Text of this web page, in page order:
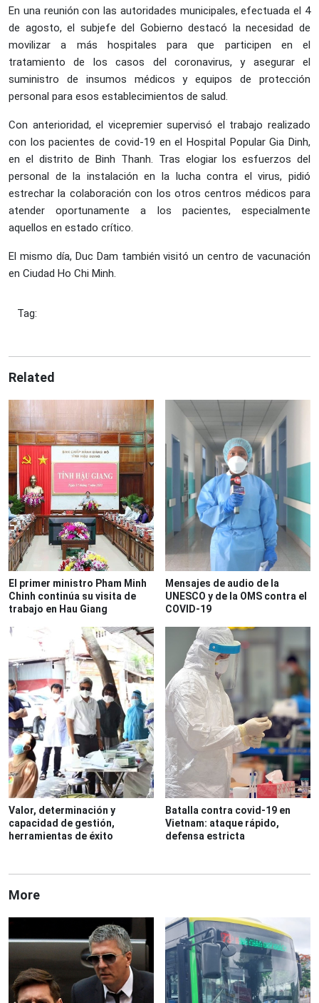
En una reunión con las autoridades municipales, efectuada el 4
de agosto, el subjefe del Gobierno destacó la necesidad de
movilizar a más hospitales para que participen en el
tratamiento de los casos del coronavirus, y asegurar el
suministro de insumos médicos y equipos de protección
personal para esos establecimientos de salud.
Con anterioridad, el vicepremier supervisó el trabajo realizado
con los pacientes de covid-19 en el Hospital Popular Gia Dinh,
en el distrito de Binh Thanh. Tras elogiar los esfuerzos del
personal de la instalación en la lucha contra el virus, pidió
estrechar la colaboración con los otros centros médicos para
atender oportunamente a los pacientes, especialmente
aquellos en estado crítico.
El mismo día, Duc Dam también visitó un centro de vacunación
en Ciudad Ho Chi Minh.
Tag:
Related
El primer ministro Pham Minh
Chinh continúa su visita de
trabajo en Hau Giang
Mensajes de audio de la
UNESCO y de la OMS contra el
COVID-19
Valor, determinación y
capacidad de gestión,
herramientas de éxito ​
Batalla contra covid-19 en
Vietnam: ataque rápido,
defensa estricta
More